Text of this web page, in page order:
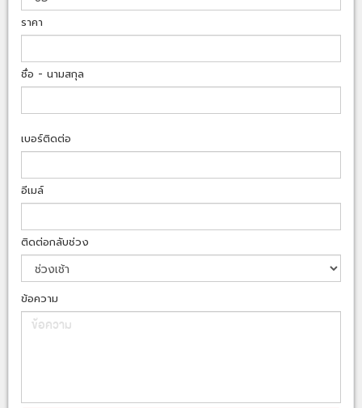
ราคา
ชื่อ - นามสกุล
เบอร์ติดต่อ
อีเมล์
ติดต่อกลับช่วง
ข้อความ